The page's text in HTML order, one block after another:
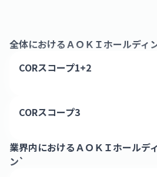
全体におけるＡＯＫＩホールディ
CORスコープ1+2
CORスコープ3
業界内におけるＡＯＫＩホールデ
ン`